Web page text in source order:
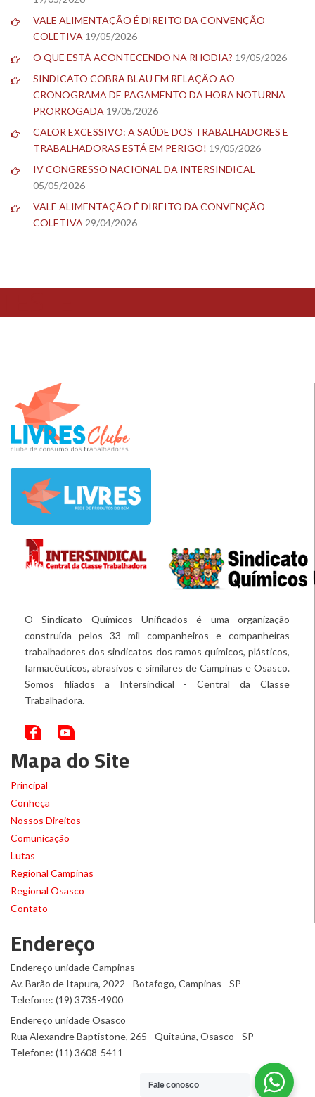
VALE ALIMENTAÇÃO É DIREITO DA CONVENÇÃO
COLETIVA 19/05/2026
O QUE ESTÁ ACONTECENDO NA RHODIA? 19/05/2026
SINDICATO COBRA BLAU EM RELAÇÃO AO
CRONOGRAMA DE PAGAMENTO DA HORA NOTURNA
PRORROGADA 19/05/2026
CALOR EXCESSIVO: A SAÚDE DOS TRABALHADORES E
TRABALHADORAS ESTÁ EM PERIGO! 19/05/2026
IV CONGRESSO NACIONAL DA INTERSINDICAL
05/05/2026
VALE ALIMENTAÇÃO É DIREITO DA CONVENÇÃO
COLETIVA 29/04/2026
TESTE
O Sindicato Químicos Unificados é uma organização
construída pelos 33 mil companheiros e companheiras
trabalhadores dos sindicatos dos ramos químicos, plásticos,
farmacêuticos, abrasivos e similares de Campinas e Osasco.
Somos filiados a Intersindical - Central da Classe
Trabalhadora.
Mapa do Site
Principal
Conheça
Nossos Direitos
Comunicação
Lutas
Regional Campinas
Regional Osasco
Contato
Endereço
Endereço unidade Campinas
Av. Barão de Itapura, 2022 - Botafogo, Campinas - SP
Telefone: (19) 3735-4900
Endereço unidade Osasco
Rua Alexandre Baptistone, 265 - Quitaúna, Osasco - SP
Telefone: (11) 3608-5411
Fale conosco